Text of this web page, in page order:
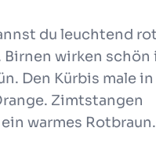
du leuchtend
Birnen wirken schön
Den Kürbis male in
Zimtstangen
warmes Rotbraun.